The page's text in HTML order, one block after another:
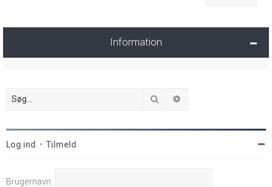
Information
Søg
Log ind • Tilmeld
Brugernavn: